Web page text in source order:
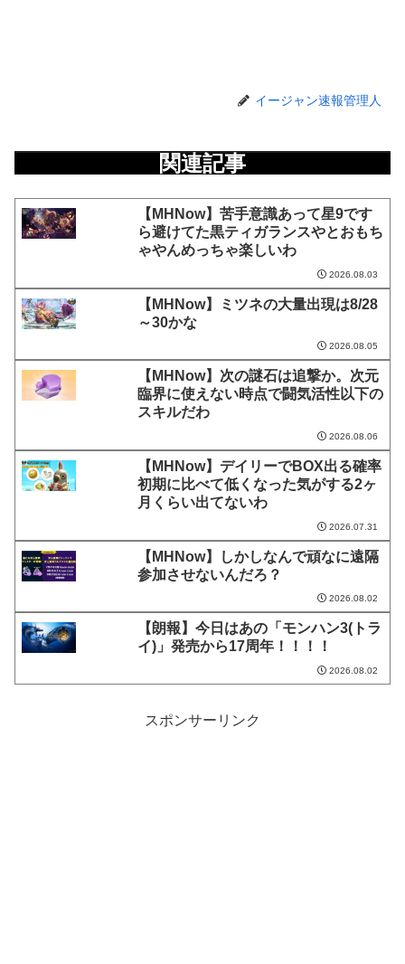
イージャン速報管理人
関連記事
【MHNow】苦手意識あって星9です
ら避けてた黒ティガランスやとおもち
ゃやんめっちゃ楽しいわ
2026.08.03
【MHNow】ミツネの大量出現は8/28
～30かな
2026.08.05
【MHNow】次の謎石は追撃か。次元
臨界に使えない時点で闘気活性以下の
スキルだわ
2026.08.06
【MHNow】デイリーでBOX出る確率
初期に比べて低くなった気がする2ヶ
月くらい出てないわ
2026.07.31
【MHNow】しかしなんで頑なに遠隔
参加させないんだろ？
2026.08.02
【朗報】今日はあの「モンハン3(トラ
イ)」発売から17周年！！！！
2026.08.02
スポンサーリンク